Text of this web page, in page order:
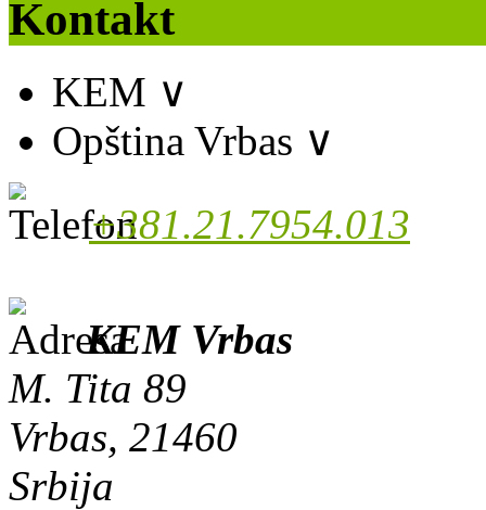
Kontakt
KEM ∨
Opština Vrbas ∨
+381.21.7954.013
KEM Vrbas
M. Tita 89
Vrbas, 21460
Srbija